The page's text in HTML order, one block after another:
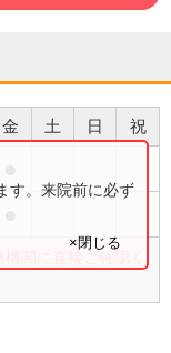
金 土 日 祝
関に直接ご確認く
す。来院前に必ず
×閉じる